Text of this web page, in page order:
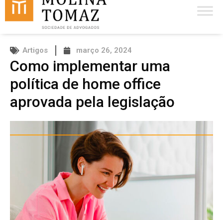
Artigos março 26, 2024
Como implementar uma
política de home office
aprovada pela legislação